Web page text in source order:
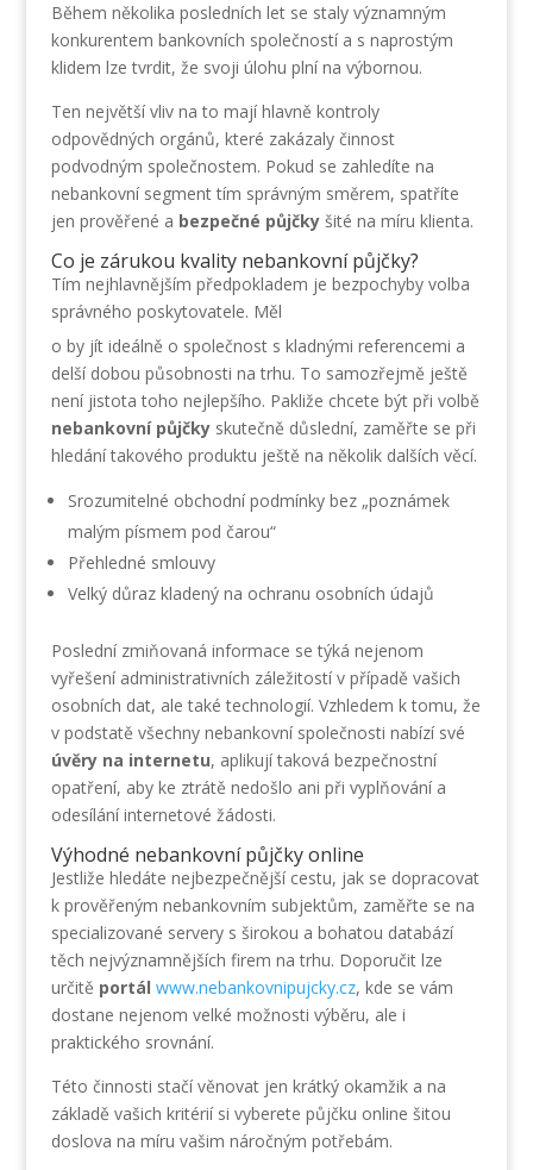
Během několika posledních let se staly významným
konkurentem bankovních společností a s naprostým
klidem lze tvrdit, že svoji úlohu plní na výbornou.
Ten největší vliv na to mají hlavně kontroly
odpovědných orgánů, které zakázaly činnost
podvodným společnostem. Pokud se zahledíte na
nebankovní segment tím správným směrem, spatříte
jen prověřené a bezpečné půjčkyšité na míru klienta.
Co je zárukou kvality nebankovní půjčky?
Tím nejhlavnějším předpokladem je bezpochyby volba
správného poskytovatele. Měl
o by jít ideálně o společnost s kladnými referencemi a
delší dobou působnosti na trhu. To samozřejmě ještě
není jistota toho nejlepšího. Pakliže chcete být při volbě
nebankovní půjčkyskutečně důslední, zaměřte se při
hledání takového produktu ještě na několik dalších věcí.
Srozumitelné obchodní podmínky bez „poznámek
malým písmem pod čarou“
Přehledné smlouvy
Velký důraz kladený na ochranu osobních údajů
Poslední zmiňovaná informace se týká nejenom
vyřešení administrativních záležitostí v případě vašich
osobních dat, ale také technologií. Vzhledem k tomu, že
v podstatě všechny nebankovní společnosti nabízí své
úvěry na internetu, aplikují taková bezpečnostní
opatření, aby ke ztrátě nedošlo ani při vyplňování a
odesílání internetové žádosti.
Výhodné nebankovní půjčky online
Jestliže hledáte nejbezpečnější cestu, jak se dopracovat
k prověřeným nebankovním subjektům, zaměřte se na
specializované servery s širokou a bohatou databází
těch nejvýznamnějších firem na trhu. Doporučit lze
určitě portál www.nebankovnipujcky.cz, kde se vám
dostane nejenom velké možnosti výběru, ale i
praktického srovnání.
Této činnosti stačí věnovat jen krátký okamžik a na
základě vašich kritérií si vyberete půjčku online šitou
doslova na míru vašim náročným potřebám.